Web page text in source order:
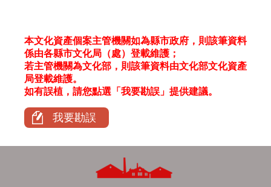
本文化資產個案主管機關如為縣市政府，則該筆資料
係由各縣市文化局（處）登載維護；
若主管機關為文化部，則該筆資料由文化部文化資產
局登載維護。
如有誤植，請您點選「我要勘誤」提供建議。
我要勘誤